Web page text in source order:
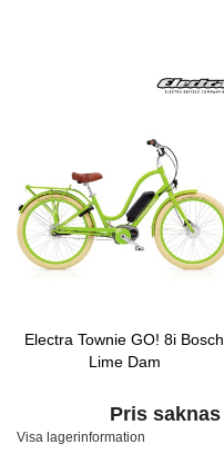
Electra Townie GO! 8i Bosch
Lime Dam
Pris saknas
Visa lagerinformation